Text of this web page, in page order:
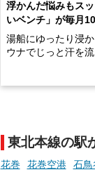
浮かんだ悩みもス
いベンチ」が毎月
湯船にゆったり浸
ウナでじっと汗を流
っとした悩み」が
でくることはあり
東北本線の駅
花巻 花巻空港 石鳥